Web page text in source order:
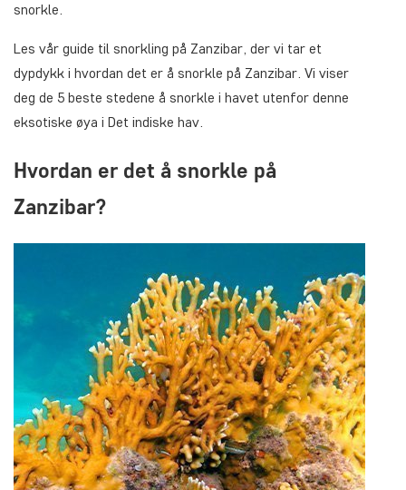
snorkle.
Les vår guide til snorkling på Zanzibar, der vi tar et
dypdykk i hvordan det er å snorkle på Zanzibar. Vi viser
deg de 5 beste stedene å snorkle i havet utenfor denne
eksotiske øya i Det indiske hav.
Hvordan er det å snorkle på
Zanzibar?